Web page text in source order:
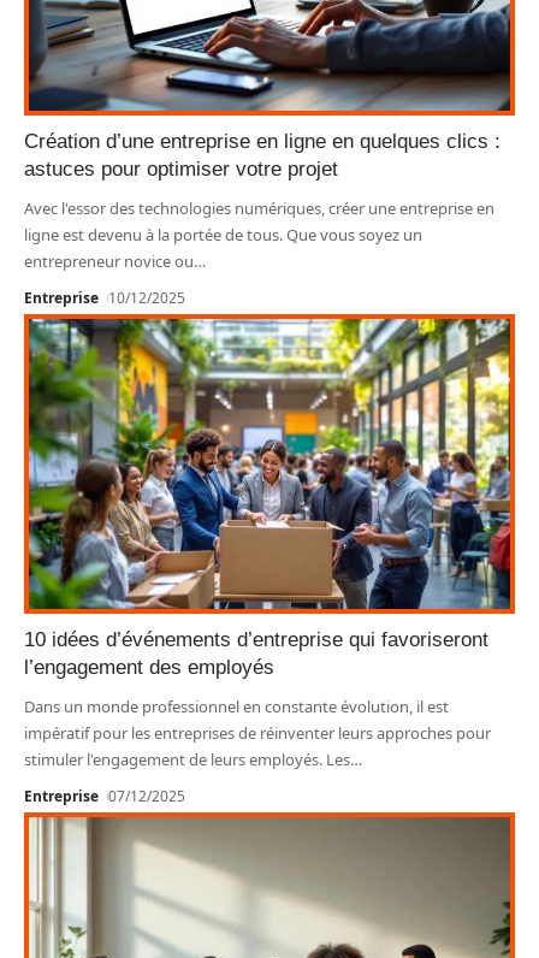
Création d’une entreprise en ligne en quelques clics :
astuces pour optimiser votre projet
Avec l'essor des technologies numériques, créer une entreprise en
ligne est devenu à la portée de tous. Que vous soyez un
entrepreneur novice ou…
Entreprise 10/12/2025
10 idées d’événements d’entreprise qui favoriseront
l’engagement des employés
Dans un monde professionnel en constante évolution, il est
impératif pour les entreprises de réinventer leurs approches pour
stimuler l'engagement de leurs employés. Les…
Entreprise 07/12/2025